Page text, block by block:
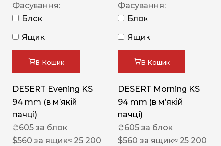
Фасування:
Блок
Ящик
В Кошик
DESERT Evening KS
94 mm (в мʼякій
пачці)
₴605 за блок
$560 за ящик≈ 25 200
Фасування:
Блок
Ящик
В Кошик
DESERT Morning KS
94 mm (в мʼякій
пачці)
₴605 за блок
$560 за ящик≈ 25 200